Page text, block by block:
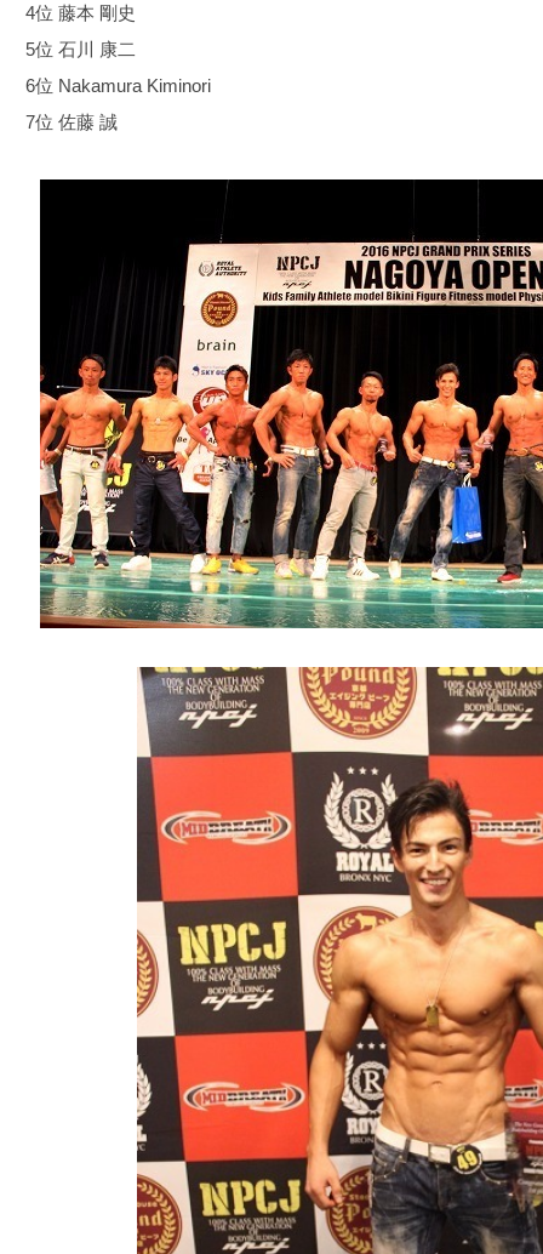
4位 藤本 剛史
5位 石川 康二
6位 Nakamura Kiminori
7位 佐藤 誠